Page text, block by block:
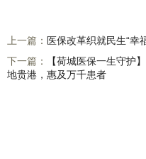
上一篇： 医保改革织就民生“幸
下一篇：
【荷城医保一生守护
地贵港，惠及万千患者